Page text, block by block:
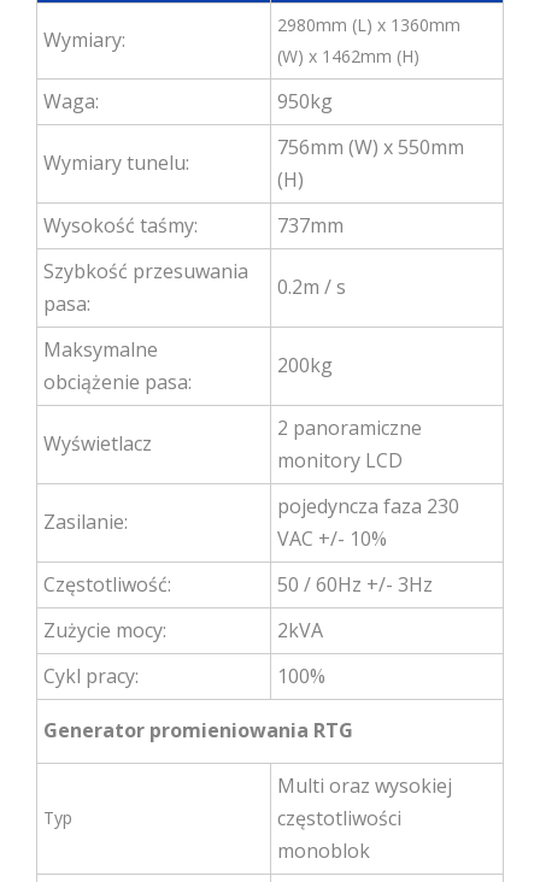
Wymiary:
2980mm (L) x 1360mm
(W) x 1462mm (H)
Waga: 950kg
Wymiary tunelu:
756mm (W) x 550mm
(H)
Wysokość taśmy:
737mm
Szybkość przesuwania
pasa:
0.2m / s
Maksymalne
obciążenie pasa:
200kg
Wyświetlacz
2 panoramiczne
monitory LCD
Zasilanie:
pojedyncza faza 230
VAC +/- 10%
Częstotliwość:
50 / 60Hz +/- 3Hz
Zużycie mocy:
2kVA
Cykl pracy:
100%
Generator promieniowania RTG
Typ
Multi oraz wysokiej
częstotliwości
monoblok